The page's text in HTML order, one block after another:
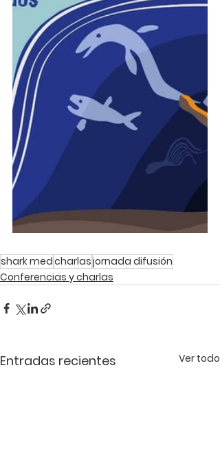
shark medcharlasjornada difusión
Conferencias y charlas
Entradas recientes Ver todo